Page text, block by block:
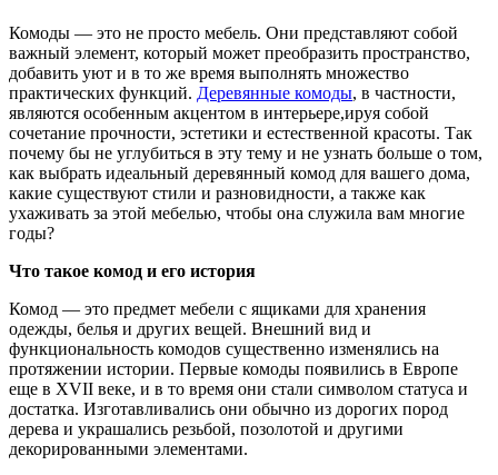
Комоды — это не просто мебель. Они представляют собой
важный элемент, который может преобразить пространство,
добавить уют и в то же время выполнять множество
практических функций. Деревянные комоды, в частности,
являются особенным акцентом в интерьере,ируя собой
сочетание прочности, эстетики и естественной красоты. Так
почему бы не углубиться в эту тему и не узнать больше о том,
как выбрать идеальный деревянный комод для вашего дома,
какие существуют стили и разновидности, а также как
ухаживать за этой мебелью, чтобы она служила вам многие
годы?
Что такое комод и его история
Комод — это предмет мебели с ящиками для хранения
одежды, белья и других вещей. Внешний вид и
функциональность комодов существенно изменялись на
протяжении истории. Первые комоды появились в Европе
еще в XVII веке, и в то время они стали символом статуса и
достатка. Изготавливались они обычно из дорогих пород
дерева и украшались резьбой, позолотой и другими
декорированными элементами.